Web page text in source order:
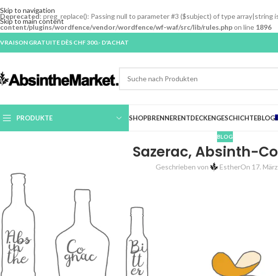
Deprecated: preg_replace(): Passing null to parameter #3 ($subject) of type array|string
content/plugins/wordfence/vendor/wordfence/wf-waf/src/lib/rules.phpon line 1896
Skip to navigation
Skip to main content
GRATUITE DÈS CHF 300.- D'ACHAT
PRODUKTE SHOPBRENNERENTDECKENGESCHICHTEBLOG
BLOG
Sazerac, Absinth-
Geschrieben von EstherOn 17.